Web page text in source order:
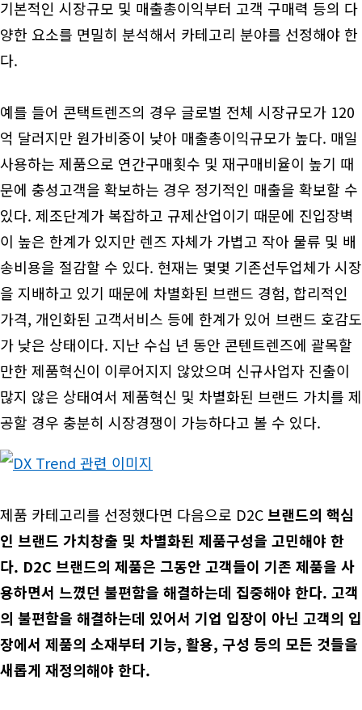
기본적인 시장규모 및 매출총이익부터 고객 구매력 등의 다
양한 요소를 면밀히 분석해서 카테고리 분야를 선정해야 한
다.
예를 들어 콘택트렌즈의 경우 글로벌 전체 시장규모가 120
억 달러지만 원가비중이 낮아 매출총이익규모가 높다. 매일
사용하는 제품으로 연간구매횟수 및 재구매비율이 높기 때
문에 충성고객을 확보하는 경우 정기적인 매출을 확보할 수
있다. 제조단계가 복잡하고 규제산업이기 때문에 진입장벽
이 높은 한계가 있지만 렌즈 자체가 가볍고 작아 물류 및 배
송비용을 절감할 수 있다. 현재는 몇몇 기존선두업체가 시장
을 지배하고 있기 때문에 차별화된 브랜드 경험, 합리적인
가격, 개인화된 고객서비스 등에 한계가 있어 브랜드 호감도
가 낮은 상태이다. 지난 수십 년 동안 콘텐트렌즈에 괄목할
만한 제품혁신이 이루어지지 않았으며 신규사업자 진출이
많지 않은 상태여서 제품혁신 및 차별화된 브랜드 가치를 제
공할 경우 충분히 시장경쟁이 가능하다고 볼 수 있다.
제품 카테고리를 선정했다면 다음으로 D2C브랜드의 핵심
인 브랜드 가치창출 및 차별화된 제품구성을 고민해야 한
다. D2C 브랜드의 제품은 그동안 고객들이 기존 제품을 사
용하면서 느꼈던 불편함을 해결하는데 집중해야 한다. 고객
의 불편함을 해결하는데 있어서 기업 입장이 아닌 고객의 입
장에서 제품의 소재부터 기능, 활용, 구성 등의 모든 것들을
새롭게 재정의해야 한다.